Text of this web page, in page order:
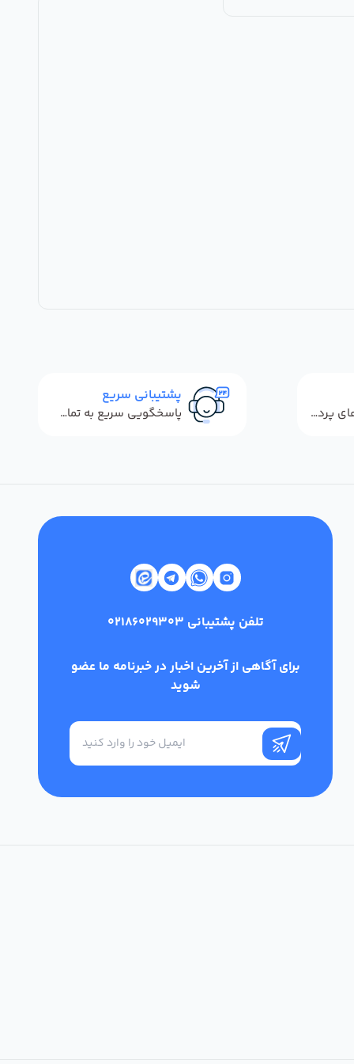
استفاده از روش‌های پرداخت امن
پشتیبانی سریع
پاسخگویی سریع به تماس‌ها و پیام‌ها
تلفن پشتیبانی 02186029303
برای آگاهی از آخرین اخبار در خبرنامه ما عضو
شوید